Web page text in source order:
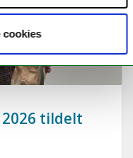
cookies
tildelt